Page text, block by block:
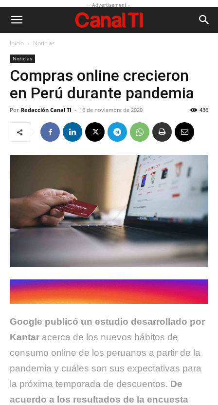
- Advertisement -
Inicio Noticias
Noticias
Compras online crecieron
en Perú durante pandemia
Por Redacción Canal TI - 16 de noviembre de 2020 436
Google publicó un estudio desarrollado por
Kantar acerca de los nuevos hábitos de
consumo online de los peruanos a partir de la
pandemia y cuáles son sus expectativas para
la próxima temporada de descuentos. De
acuerdo a los resultados de la encuesta